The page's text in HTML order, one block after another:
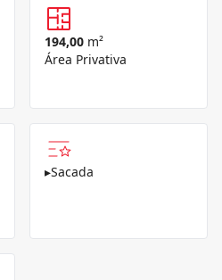
194,00 m²
Área Privativa
▸Sacada